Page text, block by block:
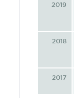
2019
2018
2017